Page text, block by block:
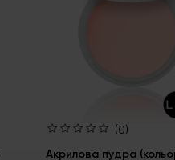
(0)
Акрилова пудра